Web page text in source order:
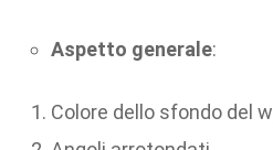
Aspetto generale:
Colore dello sfondo del